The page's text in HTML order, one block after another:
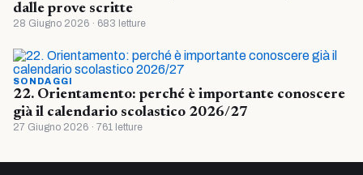
dalle prove scritte
28 Giugno 2026 · 683 letture
SONDAGGI
22. Orientamento: perché è importante conoscere
già il calendario scolastico 2026/27
27 Giugno 2026 · 761 letture